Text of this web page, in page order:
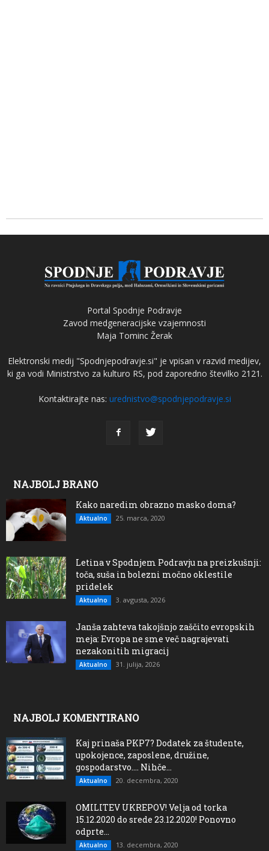
Portal Spodnje Podravje
Zavod medgeneracijske vzajemnosti
Maja Tominc Žerak
Elektronski medij "Spodnjepodravje.si" je vpisan v razvid medijev,
ki ga vodi Ministrstvo za kulturo RS, pod zaporedno številko 2121.
Kontaktirajte nas: urednistvo@spodnjepodravje.si
NAJBOLJ BRANO
Kako naredim obrazno masko doma?
Aktualno 25. marca, 2020
Letina v Spodnjem Podravju na preizkušnji:
toča, suša in bolezni močno oklestile
pridelek
Aktualno 3. avgusta, 2026
Janša zahteva takojšnjo zaščito evropskih
meja: Evropa ne sme več nagrajevati
nezakonitih migracij
Aktualno 31. julija, 2026
NAJBOLJ KOMENTIRANO
Kaj prinaša PKP7? Dodatek za študente,
upokojence, zaposlene, družine,
gospodarstvo…. Nihče...
Aktualno 20. decembra, 2020
OMILITEV UKREPOV! Velja od torka
15.12.2020 do srede 23.12.2020! Ponovno
odprte...
Aktualno 13. decembra, 2020